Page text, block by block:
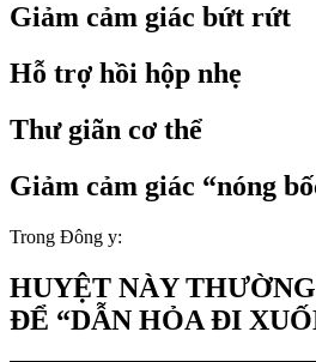
Giảm cảm giác bứt rứt
Hỗ trợ hồi hộp nhẹ
Thư giãn cơ thể
Giảm cảm giác “nóng
Trong Đông y:
HUYỆT NÀY
ĐỂ “DẪN HỎA ĐI